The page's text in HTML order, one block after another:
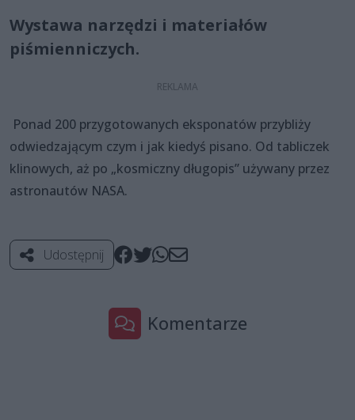
Wystawa narzędzi i materiałów
piśmienniczych.
Ponad 200 przygotowanych eksponatów przybliży
odwiedzającym czym i jak kiedyś pisano. Od tabliczek
klinowych, aż po „kosmiczny długopis” używany przez
astronautów NASA.
Udostępnij
Komentarze